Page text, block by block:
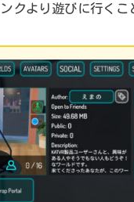
クより遊びに行くこ